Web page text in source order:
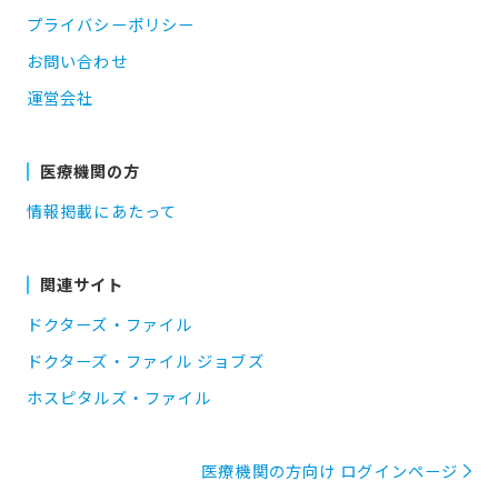
プライバシーポリシー
お問い合わせ
運営会社
医療機関の方
情報掲載にあたって
関連サイト
ドクターズ・ファイル
ドクターズ・ファイル ジョブズ
ホスピタルズ・ファイル
医療機関の方向け ログインページ